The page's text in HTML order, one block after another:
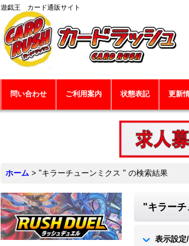
遊戯王 カード通販サイト
問い合わせ ご利用案内 状態表記 更新
ホーム > "キラーチューンミクス " の検索結果
"キラーチ
表示設定